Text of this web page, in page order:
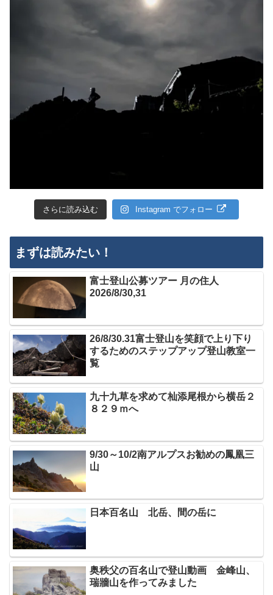
さらに読み込む Instagram でフォロー
まずは読みたい！
富士登山公募ツアー 月の住人
2026/8/30,31
26/8/30.31富士登山を笑顔で上り下り
するためのステップアップ登山教室一
覧
九十九草を求めて杣添尾根から横岳２
８２９ｍへ
9/30～10/2南アルプスお勧めの鳳凰三
山
日本百名山 北岳、間の岳に
奥秩父の百名山で登山動画 金峰山、
瑞牆山を作ってみました